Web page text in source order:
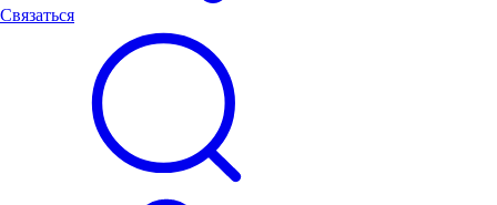
Связаться